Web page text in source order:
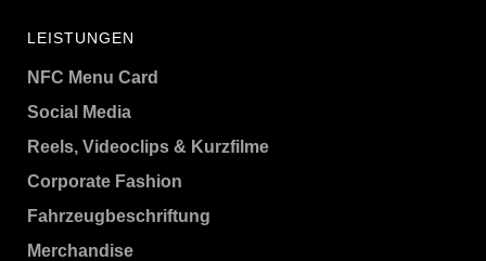
LEISTUNGEN
NFC Menu Card
Social Media
Reels, Videoclips & Kurzfilme
Corporate Fashion
Fahrzeugbeschriftung
Merchandise